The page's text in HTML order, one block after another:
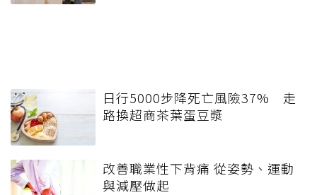
日行5000步降死亡風險37% 走
路換超商茶葉蛋豆漿
改善職業性下背痛 從姿勢、運動
與減壓做起